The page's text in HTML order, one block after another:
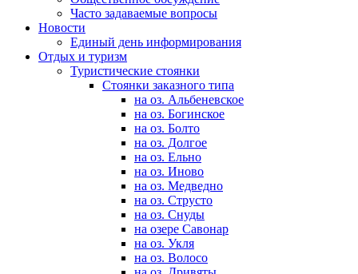
Часто задаваемые вопросы
Новости
Единый день информирования
Отдых и туризм
Туристические стоянки
Стоянки заказного типа
на оз. Альбеневское
на оз. Богинское
на оз. Болто
на оз. Долгое
на оз. Ельно
на оз. Иново
на оз. Медведно
на оз. Струсто
на оз. Снуды
на озере Савонар
на оз. Укля
на оз. Волосо